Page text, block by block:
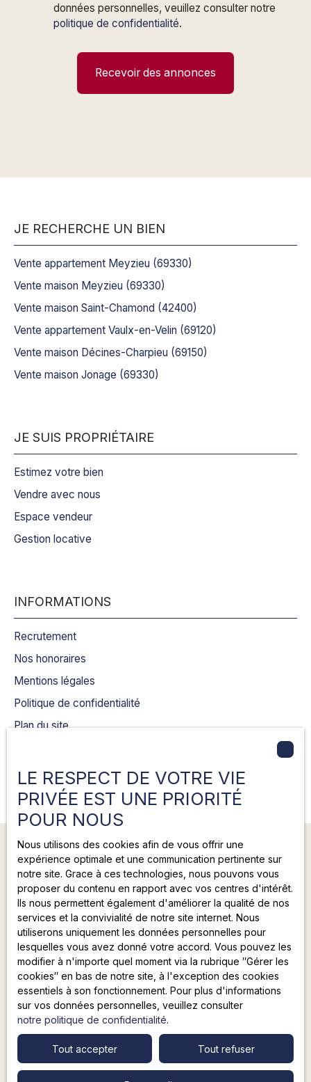
données personnelles, veuillez consulter notre
politique de confidentialité.
Recevoir des annonces
JE RECHERCHE UN BIEN
Vente appartement Meyzieu (69330)
Vente maison Meyzieu (69330)
Vente maison Saint-Chamond (42400)
Vente appartement Vaulx-en-Velin (69120)
Vente maison Décines-Charpieu (69150)
Vente maison Jonage (69330)
JE SUIS PROPRIÉTAIRE
Estimez votre bien
Vendre avec nous
Espace vendeur
Gestion locative
INFORMATIONS
Recrutement
Nos honoraires
Mentions légales
Politique de confidentialité
Plan du site
Propulsé par
+33 4 26 18 97 92
9 rue Louis Saulnier
69330 Meyzieu
LE RESPECT DE VOTRE VIE
PRIVÉE EST UNE PRIORITÉ
POUR NOUS
Nous utilisons des cookies afin de vous offrir une
expérience optimale et une communication pertinente sur
notre site. Grace à ces technologies, nous pouvons vous
proposer du contenu en rapport avec vos centres d'intérêt.
Ils nous permettent également d'améliorer la qualité de nos
services et la convivialité de notre site internet. Nous
utiliserons uniquement les données personnelles pour
lesquelles vous avez donné votre accord. Vous pouvez les
modifier à n'importe quel moment via la rubrique ″Gérer les
cookies″ en bas de notre site, à l'exception des cookies
essentiels à son fonctionnement. Pour plus d'informations
sur vos données personnelles, veuillez consulter
notre politique de confidentialité.
Tout accepter Tout refuser